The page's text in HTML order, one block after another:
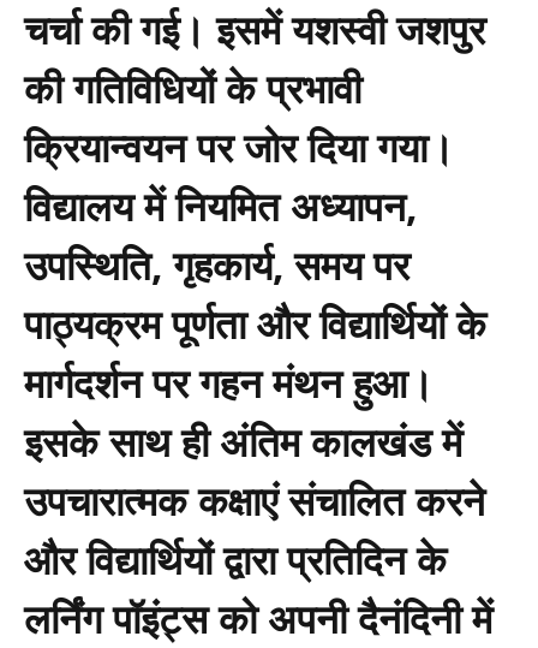
चर्चा की गई। इसमें यशस्वी जशपुर
की गतिविधियों के प्रभावी
क्रियान्वयन पर जोर दिया गया।
विद्यालय में नियमित अध्यापन,
उपस्थिति, गृहकार्य, समय पर
पाठ्यक्रम पूर्णता और विद्यार्थियों के
मार्गदर्शन पर गहन मंथन हुआ।
इसके साथ ही अंतिम कालखंड में
उपचारात्मक कक्षाएं संचालित करने
और विद्यार्थियों द्वारा प्रतिदिन के
लर्निंग पॉइंट्स को अपनी दैनंदिनी में